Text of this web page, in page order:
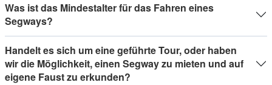
Was ist das Mindestalter für das Fahren eines
Segways?
Handelt es sich um eine geführte Tour, oder haben
wir die Möglichkeit, einen Segway zu mieten und auf
eigene Faust zu erkunden?